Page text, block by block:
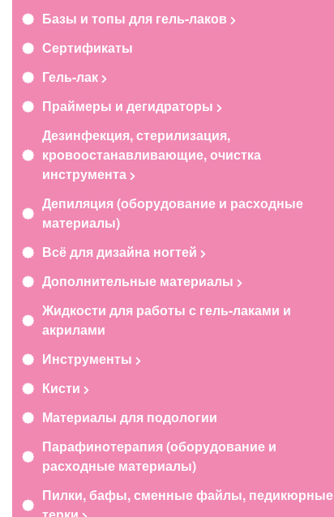
Базы и топы для гель-лаков
Сертификаты
Гель-лак
Праймеры и дегидраторы
Дезинфекция, стерилизация,
кровоостанавливающие, очистка
инструмента
Депиляция (оборудование и расходные
материалы)
Всё для дизайна ногтей
Дополнительные материалы
Жидкости для работы с гель-лаками и
акрилами
Инструменты
Кисти
Материалы для подологии
Парафинотерапия (оборудование и
расходные материалы)
Пилки, бафы, сменные файлы, педикюрные